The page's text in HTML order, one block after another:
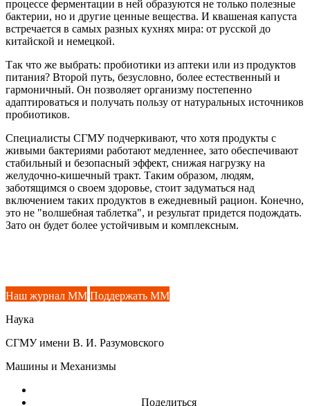
процессе ферментации в ней образуются не только полезные
бактерии, но и другие ценные вещества. И квашеная капуста
встречается в самых разных кухнях мира: от русской до
китайской и немецкой.
Так что же выбрать: пробиотики из аптеки или из продуктов
питания? Второй путь, безусловно, более естественный и
гармоничный. Он позволяет организму постепенно
адаптироваться и получать пользу от натуральных источников
пробиотиков.
Специалисты СГМУ подчеркивают, что хотя продукты с
живыми бактериями работают медленнее, зато обеспечивают
стабильный и безопасный эффект, снижая нагрузку на
желудочно-кишечный тракт. Таким образом, людям,
заботящимся о своем здоровье, стоит задуматься над
включением таких продуктов в ежедневный рацион. Конечно,
это не "волшебная таблетка", и результат придется подождать.
Зато он будет более устойчивым и комплексным.
Наш журнал ММ Поддержать ММ
Наука
СГМУ имени В. И. Разумовского
Машины и Механизмы
Поделиться